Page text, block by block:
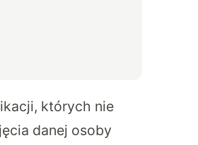
których nie
danej osoby